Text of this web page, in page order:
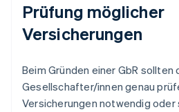
Prüfung möglicher
Versicherungen
Beim Gründen einer GbR sollten
Gesellschafter/innen genau
Versicherungen notwendig oder